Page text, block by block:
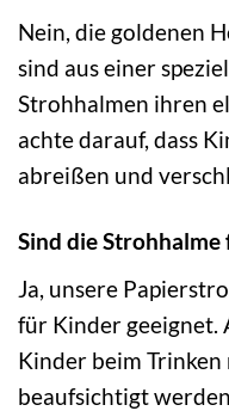
Nein, die goldenen
sind aus einer
Strohhalmen ihren
achte darauf, dass
abreißen und
Sind die
Ja, unsere
für Kinder geeignet.
Kinder beim
beaufsichtigt